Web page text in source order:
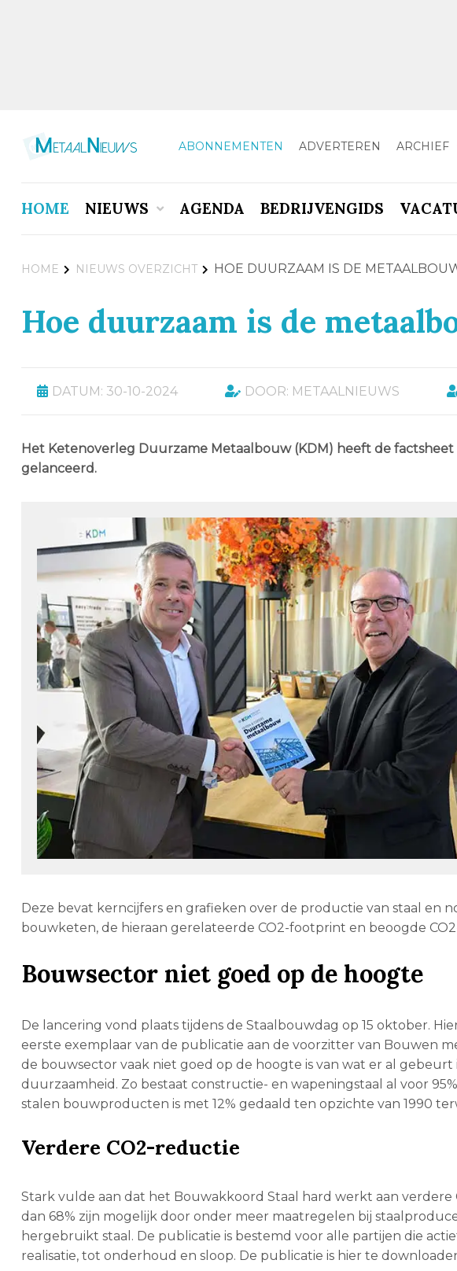
ABONNEMENTEN ADVERTEREN ARCHIEF
HOME NIEUWS AGENDA BEDRIJVENGIDS
HOME NIEUWS OVERZICHT HOE DUURZAAM IS DE
Hoe duurzaam is de
DATUM: 30-10-2024 DOOR: METAALNIEUWS
Het Ketenoverleg Duurzame Metaalbouw (KDM) heeft de
gelanceerd.
Deze bevat kerncijfers en grafieken over de productie van staal en
bouwketen, de hieraan gerelateerde CO2-footprint en beoogde
Bouwsector niet goed op de hoogte
De lancering vond plaats tijdens de Staalbouwdag op 15 oktober.
eerste exemplaar van de publicatie aan de voorzitter van Bouwen
de bouwsector vaak niet goed op de hoogte is van wat er al
duurzaamheid. Zo bestaat constructie- en wapeningstaal al voor
stalen bouwproducten is met 12% gedaald ten opzichte van 1990
Verdere CO2-reductie
Stark vulde aan dat het Bouwakkoord Staal hard werkt aan
dan 68% zijn mogelijk door onder meer maatregelen bij
hergebruikt staal. De publicatie is bestemd voor alle partijen die
realisatie, tot onderhoud en sloop. De publicatie is hier te